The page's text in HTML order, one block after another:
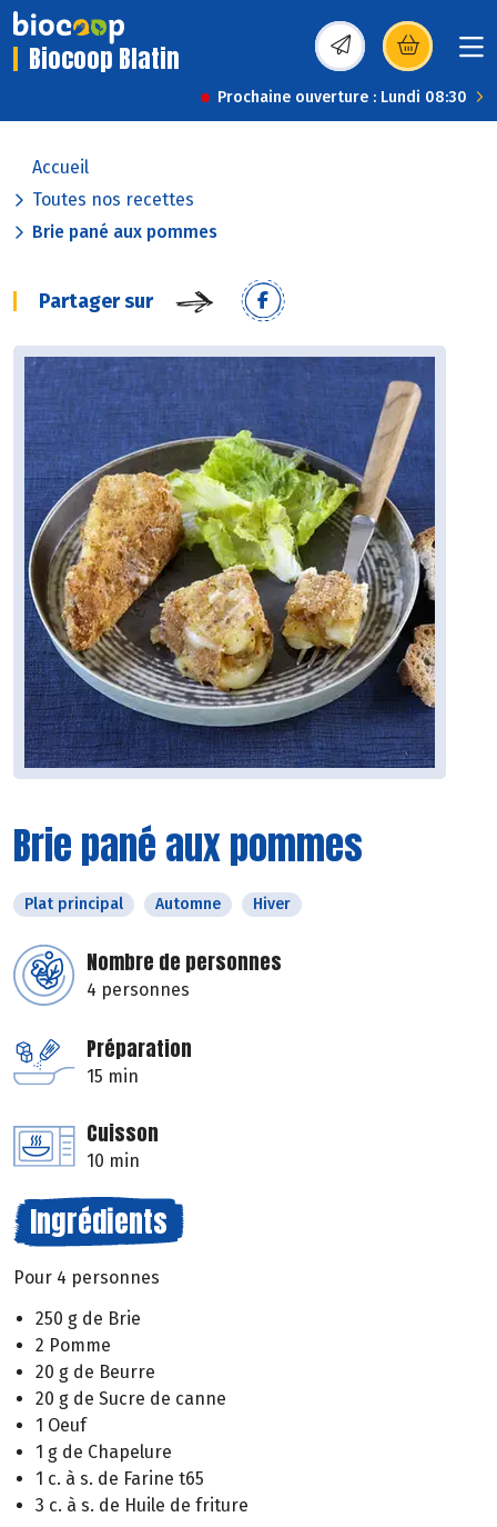
Biocoop Blatin (s’ouvre dans une
Prochaine ouverture : Lundi 08:30
Accueil
Toutes nos recettes
Brie pané aux pommes
Partager sur
Brie pané aux pommes
Plat principal Automne Hiver
Nombre de personnes
4 personnes
Préparation
15 min
Cuisson
10 min
Ingrédients
Pour 4 personnes
250 g de Brie
2 Pomme
20 g de Beurre
20 g de Sucre de canne
1 Oeuf
1 g de Chapelure
1 c. à s. de Farine t65
3 c. à s. de Huile de friture